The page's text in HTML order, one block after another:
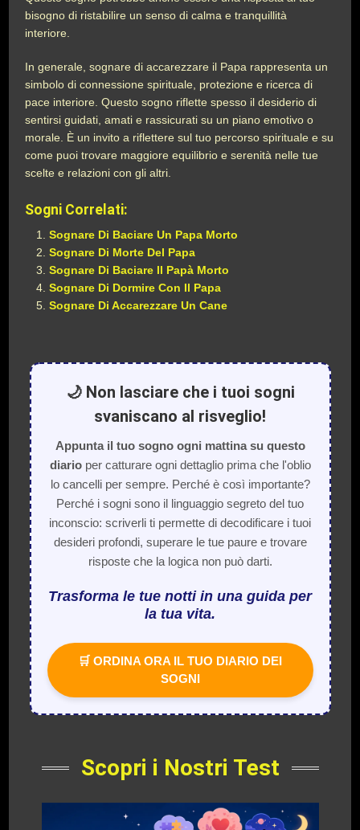
bisogno di ristabilire un senso di calma e tranquillità
interiore.
In generale, sognare di accarezzare il Papa rappresenta un
simbolo di connessione spirituale, protezione e ricerca di
pace interiore. Questo sogno riflette spesso il desiderio di
sentirsi guidati, amati e rassicurati su un piano emotivo o
morale. È un invito a riflettere sul tuo percorso spirituale e su
come puoi trovare maggiore equilibrio e serenità nelle tue
scelte e relazioni con gli altri.
Sogni Correlati:
Sognare Di Baciare Un Papa Morto
Sognare Di Morte Del Papa
Sognare Di Baciare Il Papà Morto
Sognare Di Dormire Con Il Papa
Sognare Di Accarezzare Un Cane
🌙 Non lasciare che i tuoi sogni
svaniscano al risveglio!
Appunta il tuo sogno ogni mattina su questo
diarioper catturare ogni dettaglio prima che l'oblio
lo cancelli per sempre. Perché è così importante?
Perché i sogni sono il linguaggio segreto del tuo
inconscio: scriverli ti permette di decodificare i tuoi
desideri profondi, superare le tue paure e trovare
risposte che la logica non può darti.
Trasforma le tue notti in una guida per
la tua vita.
🛒 ORDINA ORA IL TUO DIARIO DEI
SOGNI
Scopri i Nostri Test